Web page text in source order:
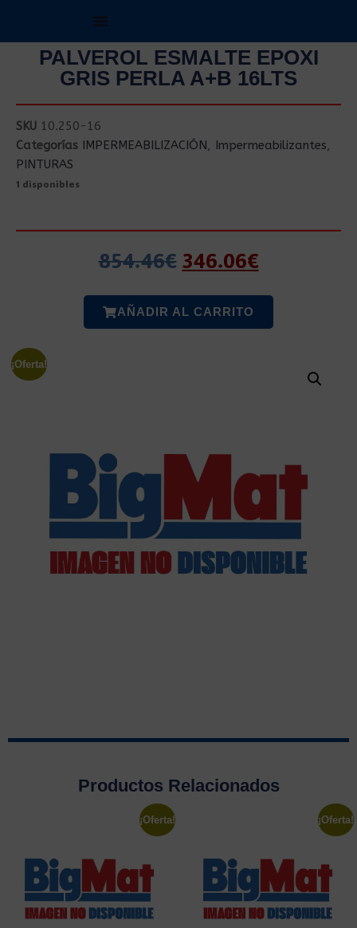
PALVEROL ESMALTE EPOXI
GRIS PERLA A+B 16LTS
SKU 10.250-16
Categorías IMPERMEABILIZACIÓN, Impermeabilizantes,
PINTURAS
1 disponibles
854.46€ 346.06€
AÑADIR AL CARRITO
¡Oferta!
Productos Relacionados
¡Oferta! ¡Oferta!